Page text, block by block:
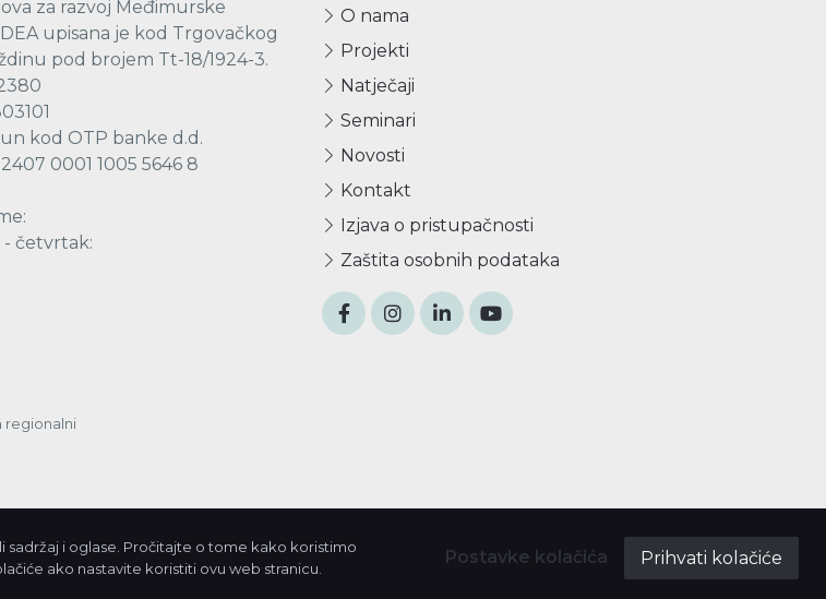
za razvoj Međimurske
upisana je kod Trgovačkog
pod brojem Tt-18/1924-3.
kod OTP banke d.d.
0001 1005 5646 8
četvrtak:
O nama
Projekti
Natječaji
Seminari
Novosti
Kontakt
Izjava o pristupačnosti
Zaštita osobnih podataka
regionalni
© 2026. Javna ustanova za razvoj Međimurske županije REDEA
i oglase. Pročitajte o tome kako koristimo
ako nastavite koristiti ovu web stranicu.
Postavke kolačića Prihvati kolačiće